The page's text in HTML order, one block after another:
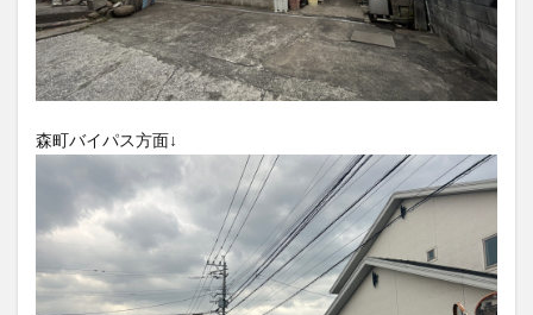
森町バイパス方面↓
大分グルメ
大分スイーツ
大分ランチ
大分三好ヴァイセアドラー
大分市
大分市美術館
大分県
大分県立美術館 大分空港
大分駅
姫島村
子ども教室 子ども服
子育て
宇佐市
屋台
平和市民公園能楽堂
庄内町カフェ
府内 投票 挾間町
新店
日出町 日田市
昆虫食
明豊
書店 期間限定 本